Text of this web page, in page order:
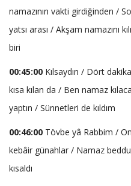
namazının vakti girdiğinden /
yatsı arası / Akşam namazını
biri
00:45:00 Kılsaydın / Dört
kısa kılan da / Ben namaz
yaptın / Sünnetleri de kıldım
00:46:00 Tövbe yâ Rabbim /
kebâir günahlar / Namaz
kısaldı